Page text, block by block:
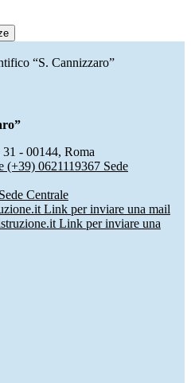
“S. Cannizzaro”
- 00144, Roma
(+39) 0621119367 Sede
Centrale
Link per inviare una mail
Link per inviare una